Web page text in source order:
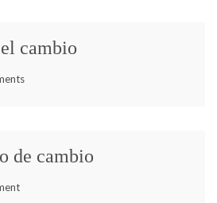
requerimos retornar a los saberes
cambio
transita hacia otro momento.
de cambio